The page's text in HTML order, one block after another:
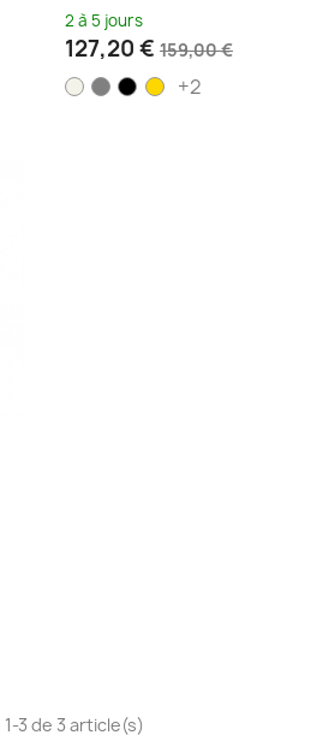
2 à 5 jours
127,20 € 159,00 €
+2
3 de 3 article(s)